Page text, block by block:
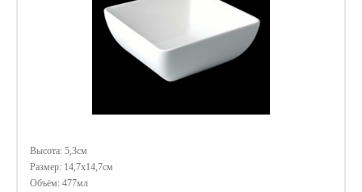
Высота: 5,3см
Размер: 14,7х14,7см
Объём: 477мл